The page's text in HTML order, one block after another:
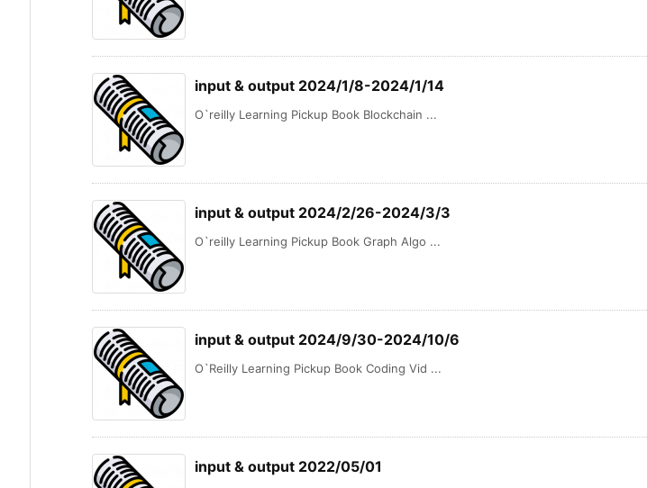
input & output 2024/1/8-2024/1/14
O`reilly Learning Pickup Book Blockchain ...
input & output 2024/2/26-2024/3/3
O`reilly Learning Pickup Book Graph Algo ...
input & output 2024/9/30-2024/10/6
O`Reilly Learning Pickup Book Coding Vid ...
input & output 2022/05/01